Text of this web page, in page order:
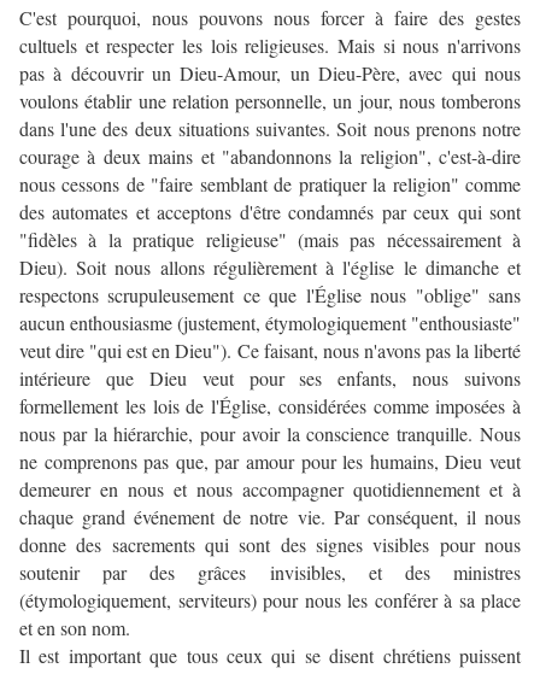
C'est pourquoi, nous pouvons nous forcer à faire des gestes
cultuels et respecter les lois religieuses. Mais si nous n'arrivons
pas à découvrir un Dieu-Amour, un Dieu-Père, avec qui nous
voulons établir une relation personnelle, un jour, nous tomberons
dans l'une des deux situations suivantes. Soit nous prenons notre
courage à deux mains et "abandonnons la religion", c'est-à-dire
nous cessons de "faire semblant de pratiquer la religion" comme
des automates et acceptons d'être condamnés par ceux qui sont
"fidèles à la pratique religieuse" (mais pas nécessairement à
Dieu). Soit nous allons régulièrement à l'église le dimanche et
respectons scrupuleusement ce que l'Église nous "oblige" sans
aucun enthousiasme (justement, étymologiquement "enthousiaste"
veut dire "qui est en Dieu"). Ce faisant, nous n'avons pas la liberté
intérieure que Dieu veut pour ses enfants, nous suivons
formellement les lois de l'Église, considérées comme imposées à
nous par la hiérarchie, pour avoir la conscience tranquille. Nous
ne comprenons pas que, par amour pour les humains, Dieu veut
demeurer en nous et nous accompagner quotidiennement et à
chaque grand événement de notre vie. Par conséquent, il nous
donne des sacrements qui sont des signes visibles pour nous
soutenir par des grâces invisibles, et des ministres
(étymologiquement, serviteurs) pour nous les conférer à sa place
et en son nom.
Il est important que tous ceux qui se disent chrétiens puissent